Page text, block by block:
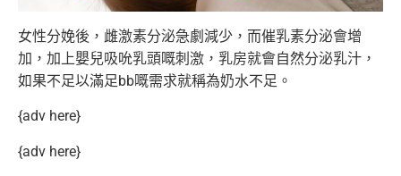
女性分娩後，雌激素分泌急劇減少，而催乳素分泌會增
加，加上嬰兒吸吮乳頭嘅刺激，乳房就會自然分泌乳汁，
如果不足以滿足bb嘅需求就稱為奶水不足。
{adv here}
{adv here}